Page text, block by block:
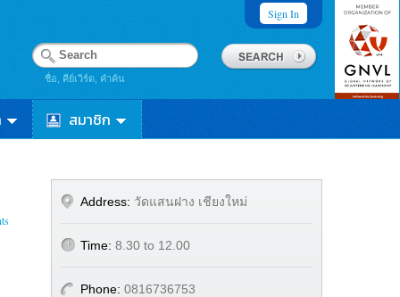
Sign In
ชื่อ, คีย์เวิร์ด, คำค้น
สมาชิก
Address: วัดแสนฝาง เชียงใหม่
Time: 8.30 to 12.00
Phone: 0816736753